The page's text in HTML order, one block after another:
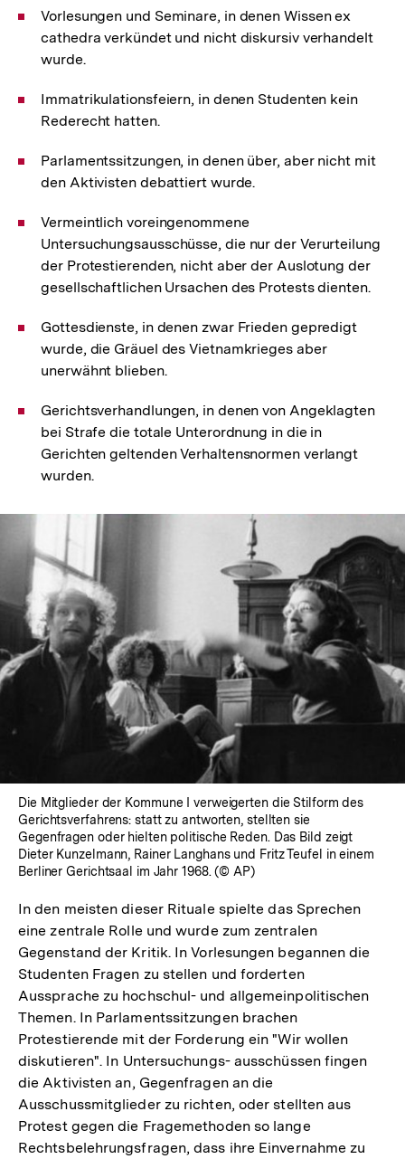
Vorlesungen und Seminare, in denen Wissen ex
cathedra verkündet und nicht diskursiv verhandelt
wurde.
Immatrikulationsfeiern, in denen Studenten kein
Rederecht hatten.
Parlamentssitzungen, in denen über, aber nicht mit
den Aktivisten debattiert wurde.
Vermeintlich voreingenommene
Untersuchungsausschüsse, die nur der Verurteilung
der Protestierenden, nicht aber der Auslotung der
gesellschaftlichen Ursachen des Protests dienten.
Gottesdienste, in denen zwar Frieden gepredigt
wurde, die Gräuel des Vietnamkrieges aber
unerwähnt blieben.
Gerichtsverhandlungen, in denen von Angeklagten
bei Strafe die totale Unterordnung in die in
Gerichten geltenden Verhaltensnormen verlangt
wurden.
In
Lightbox
öffnen
Die Mitglieder der Kommune I verweigerten die Stilform des
Gerichtsverfahrens: statt zu antworten, stellten sie
Gegenfragen oder hielten politische Reden. Das Bild zeigt
Dieter Kunzelmann, Rainer Langhans und Fritz Teufel in einem
Berliner Gerichtsaal im Jahr 1968. (© AP)
In den meisten dieser Rituale spielte das Sprechen
eine zentrale Rolle und wurde zum zentralen
Gegenstand der Kritik. In Vorlesungen begannen die
Studenten Fragen zu stellen und forderten
Aussprache zu hochschul- und allgemeinpolitischen
Themen. In Parlamentssitzungen brachen
Protestierende mit der Forderung ein "Wir wollen
diskutieren". In Untersuchungs- ausschüssen fingen
die Aktivisten an, Gegenfragen an die
Ausschussmitglieder zu richten, oder stellten aus
Protest gegen die Fragemethoden so lange
Rechtsbelehrungsfragen, dass ihre Einvernahme zu